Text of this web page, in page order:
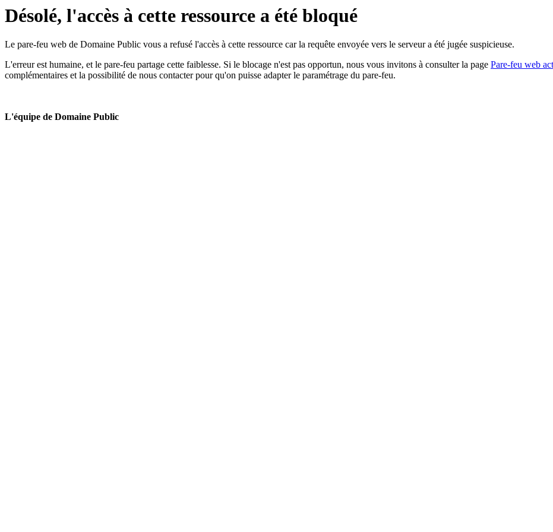
Désolé, l'accès à cette ressource a été bloqué
Le pare-feu web de Domaine Public vous a refusé l'accès à cette ressource car la requête envoyée vers le serveur a été jugée suspicieuse.
L'erreur est humaine, et le pare-feu partage cette faiblesse. Si le blocage n'est pas opportun, nous vous invitons à consulter la page Pare-feu web
complémentaires et la possibilité de nous contacter pour qu'on puisse adapter le paramétrage du pare-feu.
L'équipe de Domaine Public